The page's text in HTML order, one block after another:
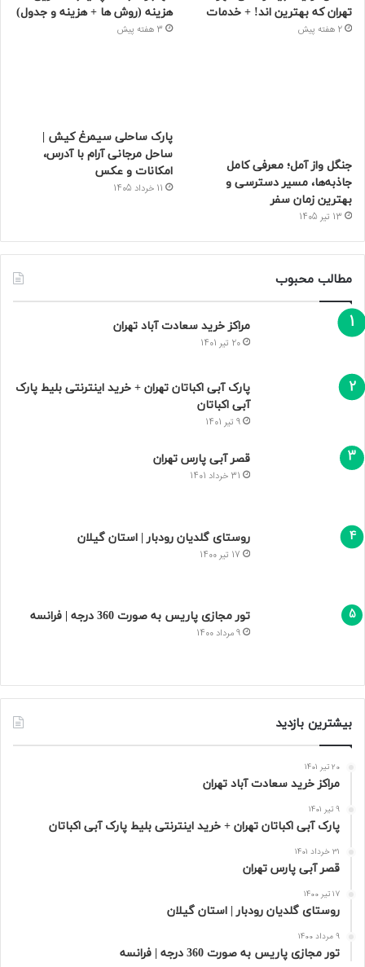
تهران که بهترین‌ اند! + خدمات
2 هفته پیش
هزینه (روش ها + هزینه و جدول)
3 هفته پیش
جنگل واز آمل؛ معرفی کامل
جاذبه‌ها، مسیر دسترسی و
بهترین زمان سفر
13 تیر 1405
پارک ساحلی سیمرغ کیش |
ساحل مرجانی آرام با آدرس،
امکانات و عکس
11 خرداد 1405
مطالب محبوب
مراکز خرید سعادت‌ آباد تهران
20 تیر 1401
پارک آبی اکباتان تهران + خرید اینترنتی بلیط پارک
آبی اکباتان
9 تیر 1401
قصر آبی پارس تهران
31 خرداد 1401
روستای گلدیان رودبار | استان گیلان
17 تیر 1400
تور مجازی پاریس به صورت 360 درجه | فرانسه
9 مرداد 1400
بیشترین بازدید
20 تیر 1401
مراکز خرید سعادت‌ آباد تهران
9 تیر 1401
پارک آبی اکباتان تهران + خرید اینترنتی بلیط پارک آبی اکباتان
31 خرداد 1401
قصر آبی پارس تهران
17 تیر 1400
روستای گلدیان رودبار | استان گیلان
9 مرداد 1400
تور مجازی پاریس به صورت 360 درجه | فرانسه